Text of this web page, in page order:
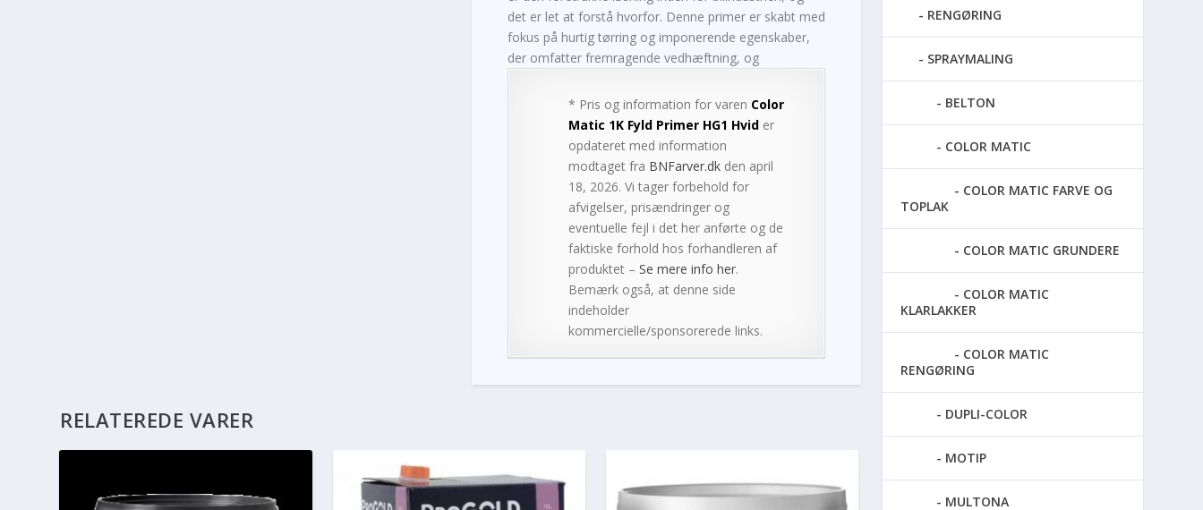
det er let at forstå hvorfor. Denne primer er skabt med
fokus på hurtig tørring og imponerende egenskaber,
der omfatter fremragende vedhæftning, og
* Pris og information for varen Color
Matic 1K Fyld Primer HG1 Hvider
opdateret med information
modtaget fra BNFarver.dkden april
18, 2026. Vi tager forbehold for
afvigelser, prisændringer og
eventuelle fejl i det her anførte og de
faktiske forhold hos forhandleren af
produktet – Se mere info her.
Bemærk også, at denne side
indeholder
kommercielle/sponsorerede links.
RELATEREDE VARER
RENGØRING
SPRAYMALING
BELTON
COLOR MATIC
COLOR MATIC FARVE OG
TOPLAK
COLOR MATIC GRUNDERE
COLOR MATIC
KLARLAKKER
COLOR MATIC
RENGØRING
DUPLI-COLOR
MOTIP
MULTONA